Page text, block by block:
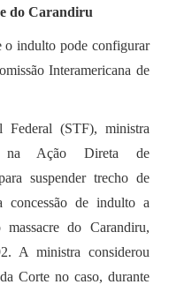
do Carandiru
o indulto pode configurar
Interamericana de
Federal (STF), ministra
na Ação Direta de
suspender trecho de
concessão de indulto a
do Carandiru,
A ministra considerou
Corte no caso, durante